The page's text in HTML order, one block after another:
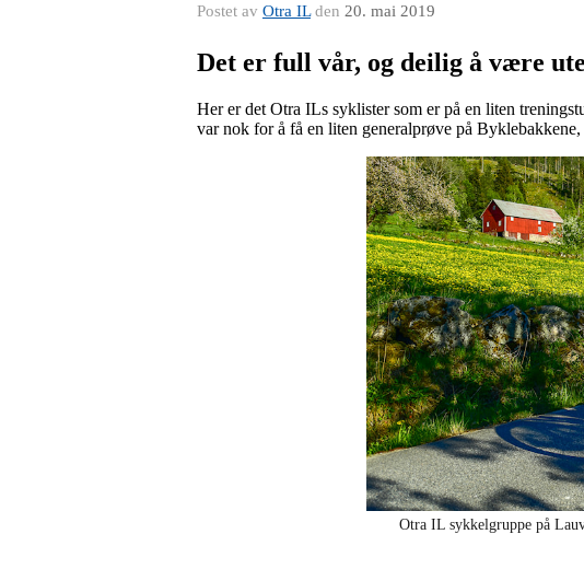
Postet av Otra ILden 20. mai 2019
Det er full vår, og deilig å være
Her er det Otra ILs syklister som er på en liten
var nok for å få en liten generalprøve på
Otra IL sykkelgruppe på